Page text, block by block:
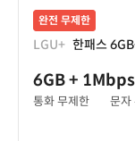
완전 무제한
LGU+ 한패스
6GB+ 1Mbps
통화 무제한 문자